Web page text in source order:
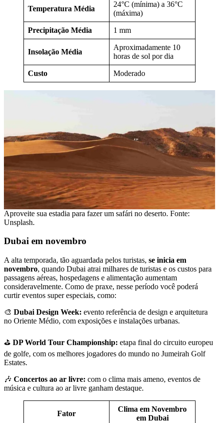
Temperatura Média
24°C (mínima) a 36°C
(máxima)
Precipitação Média 1 mm
Insolação Média
Aproximadamente 10
horas de sol por dia
Custo Moderado
Aproveite sua estadia para fazer um safári no deserto. Fonte:
Unsplash.
Dubai em novembro
A alta temporada, tão aguardada pelos turistas, se inicia em
novembro, quando Dubai atrai milhares de turistas e os custos para
passagens aéreas, hospedagens e alimentação aumentam
consideravelmente. Como de praxe, nesse período você poderá
curtir eventos super especiais, como:
🎨 Dubai Design Week: evento referência de design e arquitetura
no Oriente Médio, com exposições e instalações urbanas.
⛳ DP World Tour Championship: etapa final do circuito europeu
de golfe, com os melhores jogadores do mundo no Jumeirah Golf
Estates.
🎶 Concertos ao ar livre: com o clima mais ameno, eventos de
música e cultura ao ar livre ganham destaque.
Fator
Clima em Novembro
em Dubai